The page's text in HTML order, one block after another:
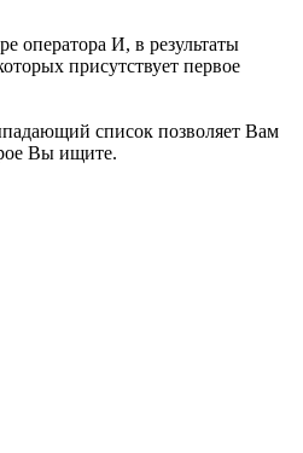
оператора И, в результаты
присутствует первое
список позволяет Вам
Вы ищите.